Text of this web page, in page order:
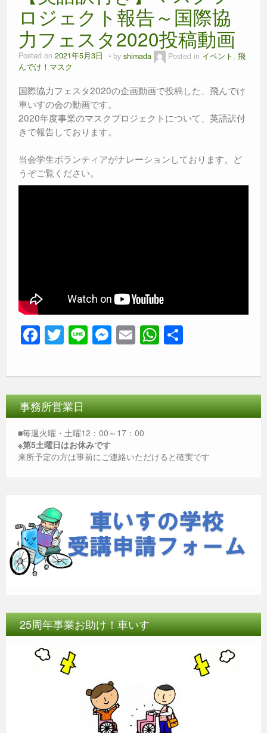
ロジェクト報告～国際協
力フェスタ2020投稿動画
Posted on 2021年5月3日 by shimada Posted in イベント , 飛
んでけ！マスク
国際協力フェスタ2020の企画動画で投稿した、飛んでけ
車いすの会の動画です。
2020年度事業のマスクプロジェクトについて、英語訳付
きで報告しております。
当会学生ボランティアがナレーションしております。ど
うぞご覧ください。
F
a
c
e
b
o
o
k
T
wi
tt
er
Li
n
e
M
e
ss
e
n
g
er
E
m
ail
W
h
at
s
A
p
事務所営業日
■毎週火曜・土曜12：00～17：00
※第5土曜日はお休みです
来所予定の方は事前にご連絡いただけると確実です
25周年事業お助け！車いす